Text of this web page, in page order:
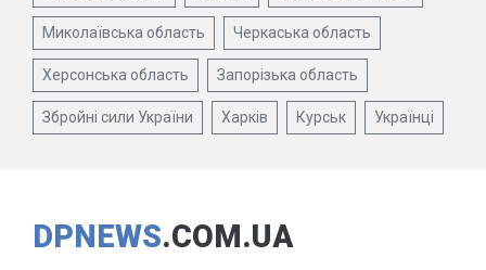
Миколаївська область Черкаська область
Херсонська область Запорізька область
Збройні сили України Харків Курськ Українці
DPNEWS.COM.UA